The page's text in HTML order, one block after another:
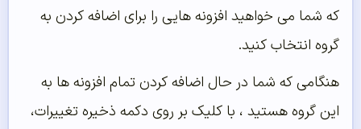
که شما می خواهید افزونه هایی را برای اضافه کردن به
گروه انتخاب کنید.
هنگامی که شما در حال اضافه کردن تمام افزونه ها به
این گروه هستید ، با کلیک بر روی دکمه ذخیره تغییرات،